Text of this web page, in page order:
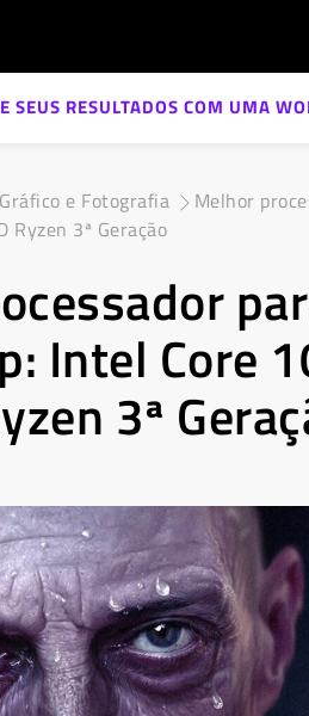
SEUS RESULTADOS COM UMA
e Fotografia
Melhor
Ryzen 3ª Geração
Intel Core
3ª